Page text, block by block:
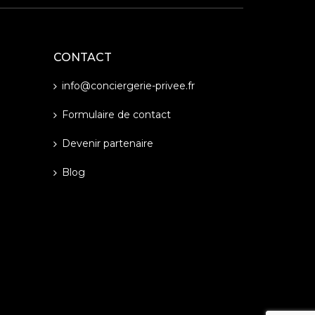
CONTACT
info@conciergerie-privee.fr
Formulaire de contact
Devenir partenaire
Blog